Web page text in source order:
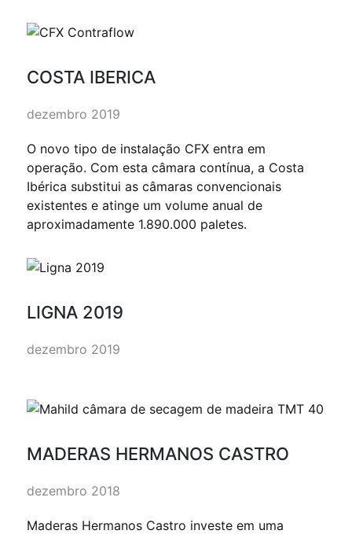
COSTA IBERICA
dezembro 2019
O novo tipo de instalação CFX entra em
operação. Com esta câmara contínua, a Costa
Ibérica substitui as câmaras convencionais
existentes e atinge um volume anual de
aproximadamente 1.890.000 paletes.
LIGNA 2019
dezembro 2019
MADERAS HERMANOS CASTRO
dezembro 2018
Maderas Hermanos Castro investe em uma